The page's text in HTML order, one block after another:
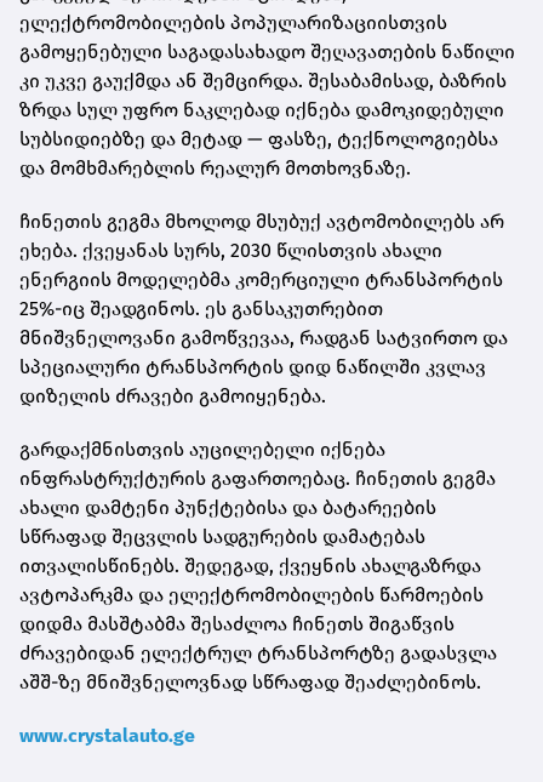
ელექტრომობილების პოპულარიზაციისთვის
გამოყენებული საგადასახადო შეღავათების ნაწილი
კი უკვე გაუქმდა ან შემცირდა. შესაბამისად, ბაზრის
ზრდა სულ უფრო ნაკლებად იქნება დამოკიდებული
სუბსიდიებზე და მეტად — ფასზე, ტექნოლოგიებსა
და მომხმარებლის რეალურ მოთხოვნაზე.
ჩინეთის გეგმა მხოლოდ მსუბუქ ავტომობილებს არ
ეხება. ქვეყანას სურს, 2030 წლისთვის ახალი
ენერგიის მოდელებმა კომერციული ტრანსპორტის
25%-იც შეადგინოს. ეს განსაკუთრებით
მნიშვნელოვანი გამოწვევაა, რადგან სატვირთო და
სპეციალური ტრანსპორტის დიდ ნაწილში კვლავ
დიზელის ძრავები გამოიყენება.
გარდაქმნისთვის აუცილებელი იქნება
ინფრასტრუქტურის გაფართოებაც. ჩინეთის გეგმა
ახალი დამტენი პუნქტებისა და ბატარეების
სწრაფად შეცვლის სადგურების დამატებას
ითვალისწინებს. შედეგად, ქვეყნის ახალგაზრდა
ავტოპარკმა და ელექტრომობილების წარმოების
დიდმა მასშტაბმა შესაძლოა ჩინეთს შიგაწვის
ძრავებიდან ელექტრულ ტრანსპორტზე გადასვლა
აშშ-ზე მნიშვნელოვნად სწრაფად შეაძლებინოს.
www.crystalauto.ge